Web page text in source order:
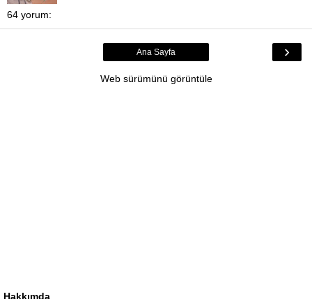
64 yorum:
›
Ana Sayfa
Web sürümünü görüntüle
Hakkımda